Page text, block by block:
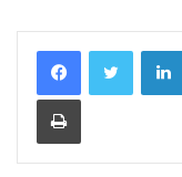
c
e
b
o
itt
er
a
ts
p
Print